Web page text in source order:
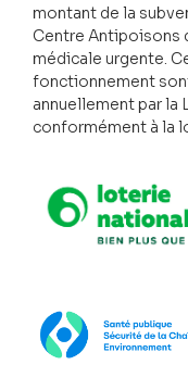
montant de la
Centre Antipoisons
médicale urgente.
fonctionnement
annuellement par
conformément à la
Loterie